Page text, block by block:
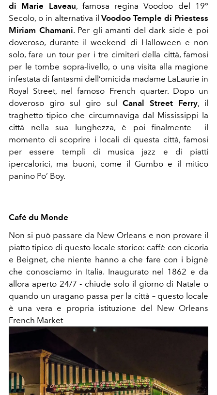
di Marie Laveau, famosa regina Voodoo del 19°
Secolo, o in alternativa ilVoodoo Temple di Priestess
Miriam Chamani. Per gli amanti del dark side è poi
doveroso, durante il weekend di Halloween e non
solo, fare un tour per i tre cimiteri della città, famosi
per le tombe sopra-livello, o una visita alla magione
infestata di fantasmi dell’omicida madame LaLaurie in
Royal Street, nel famoso French quarter. Dopo un
doveroso giro sul giro sul Canal Street Ferry, il
traghetto tipico che circumnaviga dal Mississippi la
città nella sua lunghezza, è poi finalmente il
momento di scoprire i locali di questa città, famosi
per essere templi di musica jazz e di piatti
ipercalorici, ma buoni, come il Gumbo e il mitico
panino Po’ Boy.
Café du Monde
Non si può passare da New Orleans e non provare il
piatto tipico di questo locale storico: caffè con cicoria
e Beignet, che niente hanno a che fare con i bignè
che conosciamo in Italia. Inaugurato nel 1862 e da
allora aperto 24/7 - chiude solo il giorno di Natale o
quando un uragano passa per la città – questo locale
è una vera e propria istituzione del New Orleans
French Market